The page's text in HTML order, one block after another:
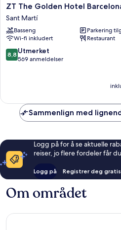
ZT
The
Golden
Hotel
Barcelona
Sant
Martí
ZT The Golden Hotel
Sant Martí
Basseng
Parkering
Wi-fi inkludert
Restaurant
8.8
av
8,8 Utmerket
569 anmeldelser
Sammenlign med
Logg på for å se aktuelle
reiser, jo flere fordeler får
Logg på Registrer deg gratis
Om området